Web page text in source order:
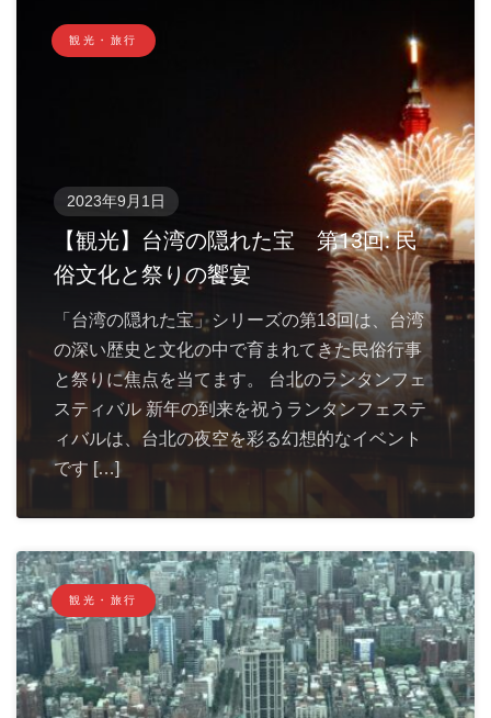
観光・旅行
2023年9月1日
【観光】台湾の隠れた宝 第13回: 民
俗文化と祭りの饗宴
「台湾の隠れた宝」シリーズの第13回は、台湾
の深い歴史と文化の中で育まれてきた民俗行事
と祭りに焦点を当てます。 台北のランタンフェ
スティバル 新年の到来を祝うランタンフェステ
ィバルは、台北の夜空を彩る幻想的なイベント
です […]
観光・旅行